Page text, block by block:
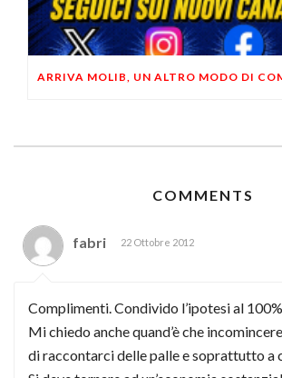
COMMENTS
fabri 22 Ottobre 2012
Complimenti. Condivido l’ipotesi al
Mi chiedo anche quand’è che
di raccontarci delle palle e soprattutto a